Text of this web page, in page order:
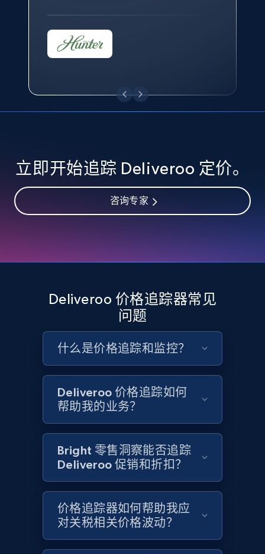
Seller reviews, Breadcrumbs, Root category, and
more.
URL, Product id, Title, Product description,
Google Shopping - collects products from
web using keywords
URL, Product id, Title, Product description,
Rating, Reviews count, Images, Variations, and
2.4K+ 199+ 立即开始
Amazon products global dataset
Title, Seller name, Brand, Description, Initial
price, Currency, Availability, Reviews count, and
立即开始追踪 Deliveroo 定价。
咨询专家
Deliveroo 价格追踪器常见
问题
什么是价格追踪和监控？
Deliveroo 价格追踪如何
帮助我的业务？
Bright 零售洞察能否追踪
Deliveroo 促销和折扣？
价格追踪器如何帮助我应
对关税相关价格波动？